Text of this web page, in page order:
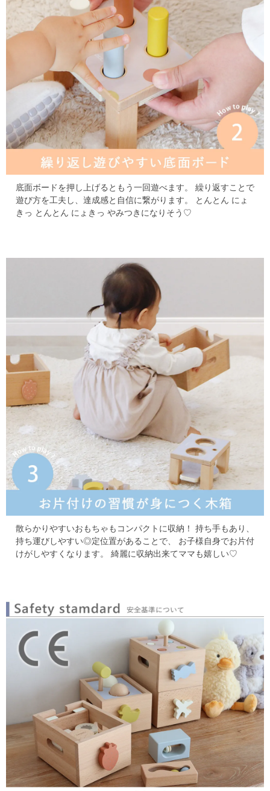
底面ボードを押し上げるともう一回遊べます。
繰り返すことで
遊び方を工夫し、達成感と自信に繋がります。
とんとん にょ
きっ とんとん にょきっ やみつきになりそう♡
散らかりやすいおもちゃもコンパクトに収納！
持ち手もあり、
持ち運びしやすい◎定位置があることで、
お子様自身でお片付
けがしやすくなります。
綺麗に収納出来てママも嬉しい♡